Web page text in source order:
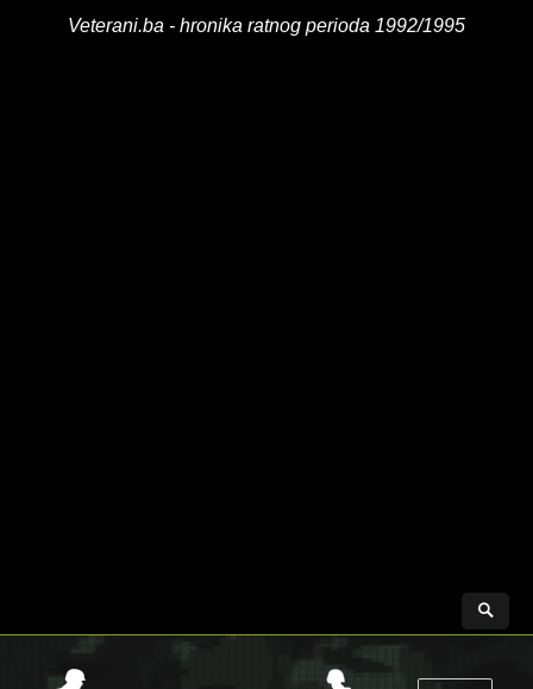
Veterani.ba - hronika ratnog perioda 1992/1995